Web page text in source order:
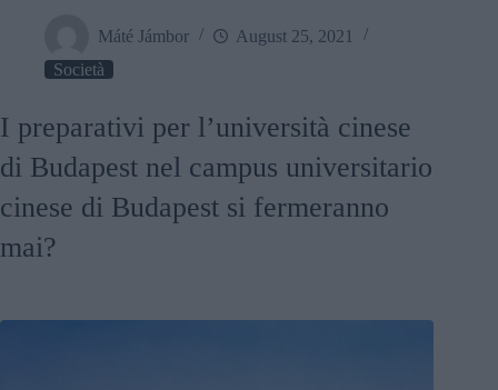
Máté Jámbor
August 25, 2021
Società
I preparativi per l’università cinese
di Budapest nel campus universitario
cinese di Budapest si fermeranno
mai?